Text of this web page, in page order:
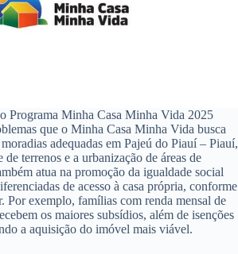
Programa Minha Casa Minha Vida 2025
que o Minha Casa Minha Vida busca
adequadas em Pajeú do Piauí – Piauí,
de terrenos e a urbanização de áreas de
atua na promoção da igualdade social
de acesso à casa própria, conforme
Por exemplo, famílias com renda mensal de
os maiores subsídios, além de isenções
a aquisição do imóvel mais viável.